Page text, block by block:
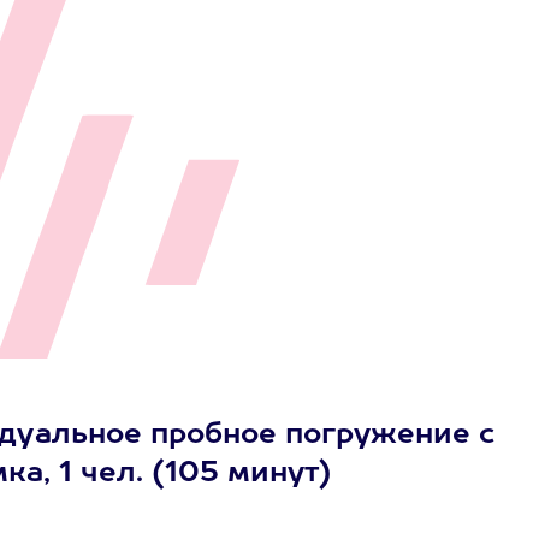
пробное погружение с
1 чел. (105 минут)